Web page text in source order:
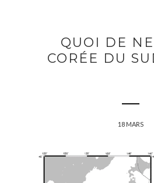
QUOI DE
CORÉE DU
18 MARS